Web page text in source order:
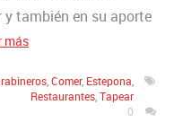
también en su aporte
más
Comer, Estepona
Restaurantes Tapear
0